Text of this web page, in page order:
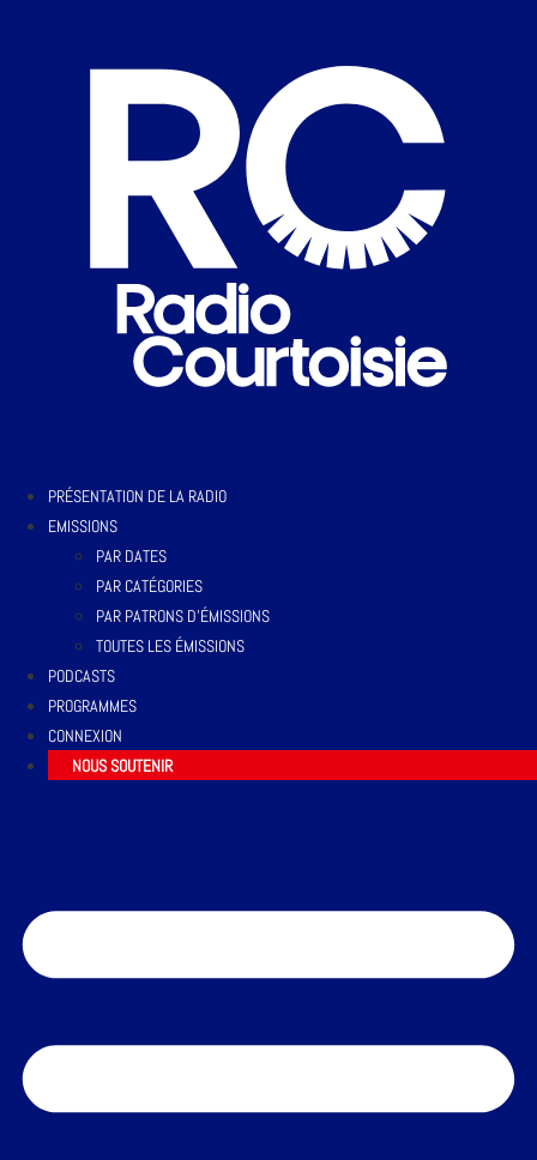
PRÉSENTATION DE LA RADIO
EMISSIONS
PAR DATES
PAR CATÉGORIES
PAR PATRONS D’ÉMISSIONS
TOUTES LES ÉMISSIONS
PODCASTS
PROGRAMMES
CONNEXION
NOUS SOUTENIR